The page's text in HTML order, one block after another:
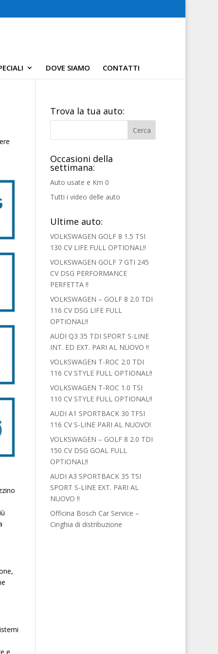
DOVE SIAMO CONTATTI
e
Trova la tua auto:
Occasioni della
settimana:
Auto usate e Km 0
Tutti i video delle auto
Ultime auto:
VOLKSWAGEN GOLF 8 1.5 TSI
130 CV LIFE FULL OPTIONAL!!
VOLKSWAGEN GOLF 7 GTI 245
CV DSG PERFORMANCE
PERFETTA !!
VOLKSWAGEN – GOLF 8 2.0 TDI
116 CV DSG LIFE FULL
OPTIONAL!!
AUDI Q3 35 TDI SPORT S-LINE
INT. ED EXT. PARI AL NUOVO !!
VOLKSWAGEN T-ROC 2.0 TDI
116 CV STYLE FULL OPTIONAL!!
VOLKSWAGEN T-ROC 1.0 TSI
110 CV STYLE FULL OPTIONAL!!
AUDI A1 SPORTBACK 30 TFSI
116 CV S-LINE PARI AL NUOVO!
VOLKSWAGEN – GOLF 8 2.0 TDI
150 CV DSG GOAL FULL
OPTIONAL!!
AUDI A3 SPORTBACK 35 TSI
SPORT S-LINE EXT. PARI AL
NUOVO !!
Officina Bosch Car Service –
Cinghia di distribuzione